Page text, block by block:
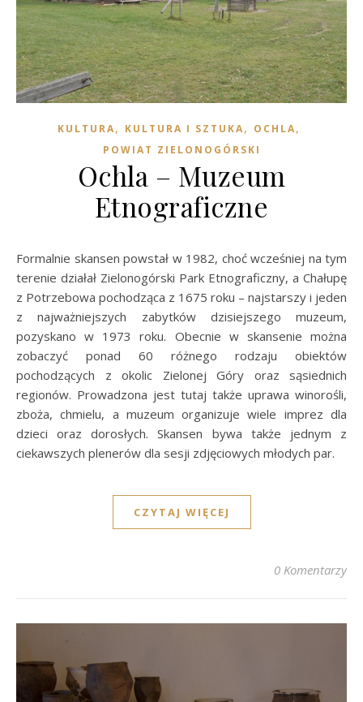
KULTURA, KULTURA I SZTUKA, OCHLA,
POWIAT ZIELONOGÓRSKI
Ochla – Muzeum
Etnograficzne
Formalnie skansen powstał w 1982, choć wcześniej na tym
terenie działał Zielonogórski Park Etnograficzny, a Chałupę
z Potrzebowa pochodząca z 1675 roku – najstarszy i jeden
z najważniejszych zabytków dzisiejszego muzeum,
pozyskano w 1973 roku. Obecnie w skansenie można
zobaczyć ponad 60 różnego rodzaju obiektów
pochodzących z okolic Zielonej Góry oraz sąsiednich
regionów. Prowadzona jest tutaj także uprawa winorośli,
zboża, chmielu, a muzeum organizuje wiele imprez dla
dzieci oraz dorosłych. Skansen bywa także jednym z
ciekawszych plenerów dla sesji zdjęciowych młodych par.
CZYTAJ WIĘCEJ
0 Komentarzy